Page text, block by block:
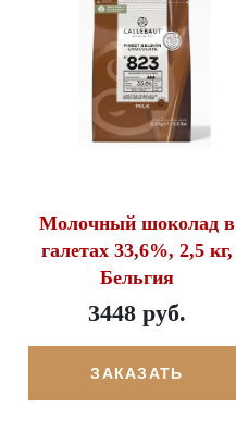
Молочный шоколад в
галетах 33,6%, 2,5 кг,
Бельгия
3448 руб.
ЗАКАЗАТЬ